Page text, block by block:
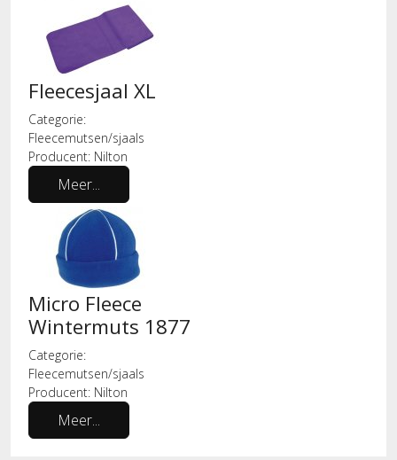
Fleecesjaal XL
Categorie:
Fleecemutsen/sjaals
Producent: Nilton
Meer...
Micro Fleece
Wintermuts 1877
Categorie:
Fleecemutsen/sjaals
Producent: Nilton
Meer...